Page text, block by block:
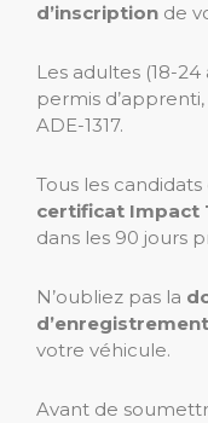
d’inscription de
Les adultes (18-
permis
ADE-1317.
Tous les
certificat Impact
dans les 90 jours
N’oubliez pas la
votre véhicule.
Avant de